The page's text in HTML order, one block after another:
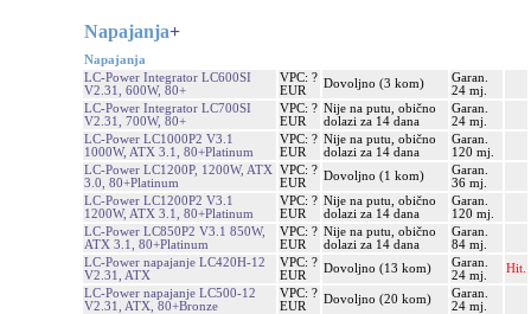
Napajanja+
Napajanja
LC-Power Integrator LC600SI
V2.31, 600W, 80+
VPC: ?
EUR
Dovoljno (3 kom)
Garan.
24 mj.
LC-Power Integrator LC700SI
V2.31, 700W, 80+
VPC: ?
EUR
Nije na putu, obično
dolazi za 14 dana
Garan.
24 mj.
LC-Power LC1000P2 V3.1
1000W, ATX 3.1, 80+Platinum
VPC: ?
EUR
Nije na putu, obično
dolazi za 14 dana
Garan.
120 mj.
LC-Power LC1200P, 1200W, ATX
3.0, 80+Platinum
VPC: ?
EUR
Dovoljno (1 kom)
Garan.
36 mj.
LC-Power LC1200P2 V3.1
1200W, ATX 3.1, 80+Platinum
VPC: ?
EUR
Nije na putu, obično
dolazi za 14 dana
Garan.
120 mj.
LC-Power LC850P2 V3.1 850W,
ATX 3.1, 80+Platinum
VPC: ?
EUR
Nije na putu, obično
dolazi za 14 dana
Garan.
84 mj.
LC-Power napajanje LC420H-12
V2.31, ATX
VPC: ?
EUR
Dovoljno (13 kom)
Garan.
24 mj.
Hit.
LC-Power napajanje LC500-12
V2.31, ATX, 80+Bronze
VPC: ?
EUR
Dovoljno (20 kom)
Garan.
24 mj.